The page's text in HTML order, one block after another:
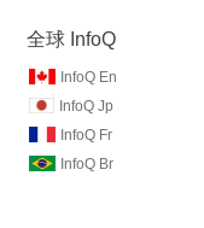
全球 InfoQ
InfoQ En
InfoQ Jp
InfoQ Fr
InfoQ Br